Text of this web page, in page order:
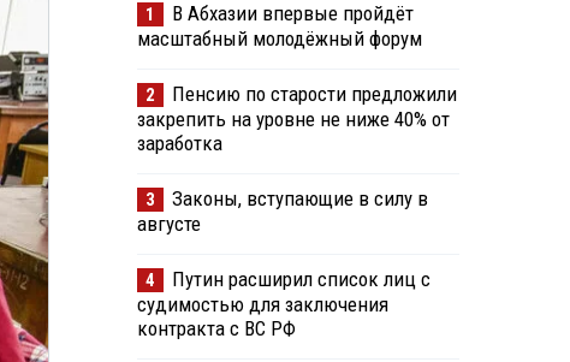
1
В Абхазии впервые пройдёт
масштабный молодёжный форум
2
Пенсию по старости предложили
закрепить на уровне не ниже 40% от
заработка
3
Законы, вступающие в силу в
августе
4
Путин расширил список лиц с
судимостью для заключения
контракта с ВС РФ